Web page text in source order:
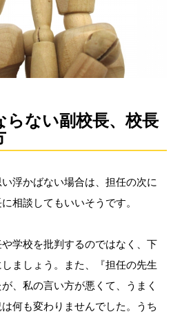
らない副校長、校長
浮かばない場合は、担任の次に
相談してもいいそうです。
や学校を批判するのではなく、下
ましょう。また、『担任の先生
、私の言い方が悪くて、うまく
何も変わりませんでした。うち